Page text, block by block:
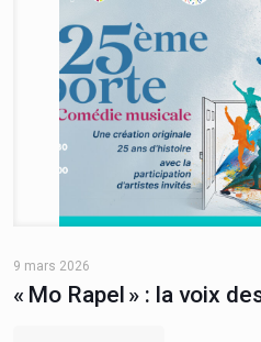
9 mars 2026
« Mo Rapel » : la voix